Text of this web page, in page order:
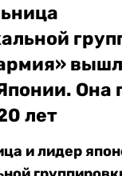
Она
лет
и лидер